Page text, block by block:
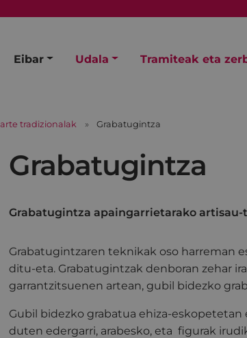
Eibar Udala Tramiteak eta
tradizionalak Grabatugintza
Grabatugintza
Grabatugintza apaingarrietarako artisau-
Grabatugintzaren teknikak oso harreman
ditu-eta. Grabatugintzak denboran zehar
garrantzitsuenen artean, gubil bidezko
Gubil bidezko grabatua ehiza-
duten edergarri, arabesko, eta figurak